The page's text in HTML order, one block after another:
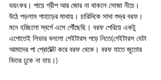
ভয়ংকর। পায়ে গ্রীপ আর জোর না থাকলে সোজা নীচে।
উঠে পড়লাম পাহাড়ের মাথায়। চারিদিকে সাদা শুভ্র বরফ।
মনে হচ্ছিলো স্বর্গে এসে পৌঁছেছি। বরফ পেরিয়ে একটু
এগোতেই লিডার বললো গেইটারস পড়ে নিতে(গেইটারস যেটা
আমাদের পা প্রোটেক্ট করে বরফ থেকে। বরফ যাতে জুতোর
ভিতর ঢুকে না যায়।)